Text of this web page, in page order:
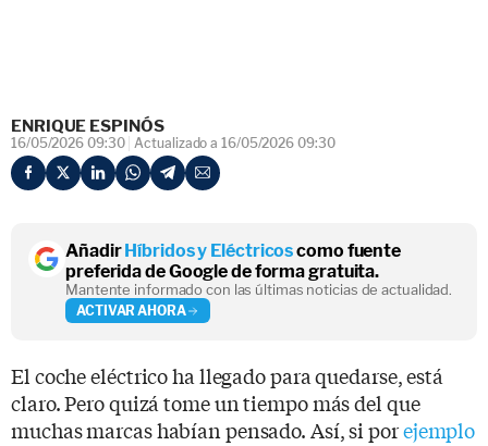
ENRIQUE ESPINÓS
16/05/2026 09:30 Actualizado a 16/05/2026 09:30
AñadirHíbridos y Eléctricoscomo fuente
preferida de Google de forma gratuita.
Mantente informado con las últimas noticias de actualidad.
ACTIVAR AHORA
El coche eléctrico ha llegado para quedarse, está
claro. Pero quizá tome un tiempo más del que
muchas marcas habían pensado. Así, si porejemplo